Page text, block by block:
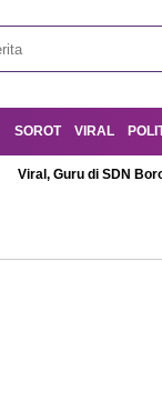
SOROT VIRAL
Viral, Guru di SDN